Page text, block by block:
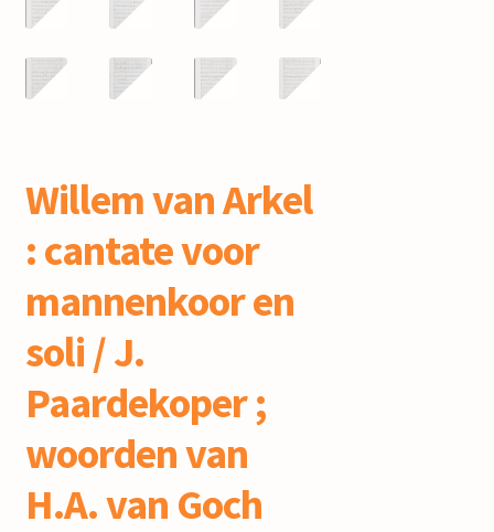
Willem van Arkel
: cantate voor
mannenkoor en
soli / J.
Paardekoper ;
woorden van
H.A. van Goch